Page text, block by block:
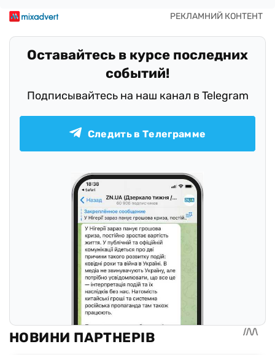
Оставайтесь в курсе последних
событий!
Подписывайтесь на наш канал в Telegram
Следить в Телеграмме